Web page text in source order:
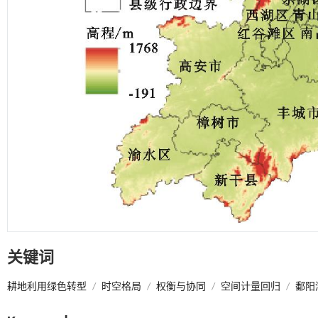
关键词
耕地利用绿色转型 / 时空格局 / 权衡与协同 / 空间计量回归 / 鄱阳